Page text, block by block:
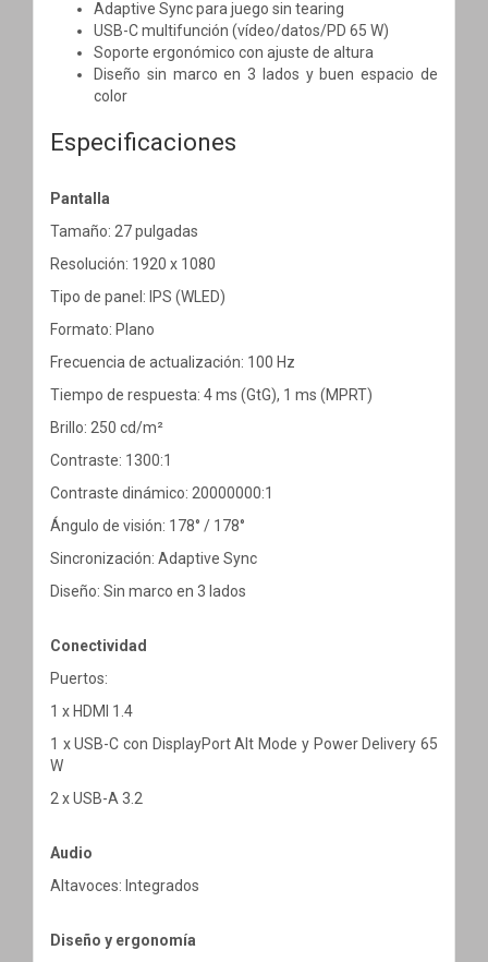
Adaptive Sync para juego sin tearing
USB-C multifunción (vídeo/datos/PD 65 W)
Soporte ergonómico con ajuste de altura
Diseño sin marco en 3 lados y buen espacio de
color
Especificaciones
Pantalla
Tamaño: 27 pulgadas
Resolución: 1920 x 1080
Tipo de panel: IPS (WLED)
Formato: Plano
Frecuencia de actualización: 100 Hz
Tiempo de respuesta: 4 ms (GtG), 1 ms (MPRT)
Brillo: 250 cd/m²
Contraste: 1300:1
Contraste dinámico: 20000000:1
Ángulo de visión: 178° / 178°
Sincronización: Adaptive Sync
Diseño: Sin marco en 3 lados
Conectividad
Puertos:
1 x HDMI 1.4
1 x USB-C con DisplayPort Alt Mode y Power Delivery 65
W
2 x USB-A 3.2
Audio
Altavoces: Integrados
Diseño y ergonomía